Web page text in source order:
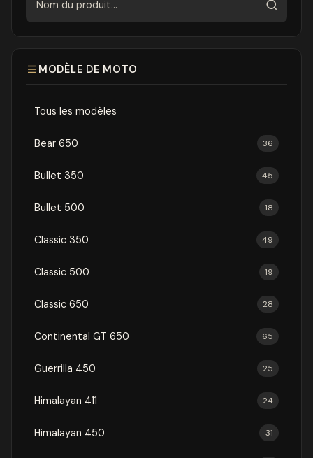
MODÈLE DE MOTO
Tous les modèles
Bear 650 36
Bullet 350 45
Bullet 500 18
Classic 350 49
Classic 500 19
Classic 650 28
Continental GT 650 65
Guerrilla 450 25
Himalayan 411 24
Himalayan 450 31